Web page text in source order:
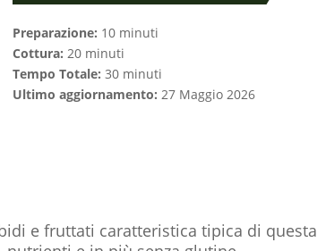
Preparazione: 10 minuti
Cottura: 20 minuti
Tempo Totale: 30 minuti
Ultimo aggiornamento: 27 Maggio 2026
e fruttati caratteristica tipica di questa